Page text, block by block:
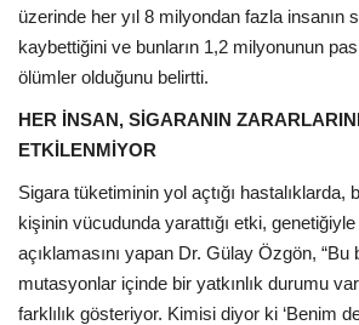
üzerinde her yıl 8 milyondan fazla insanın
kaybettiğini ve bunların 1,2 milyonunun
ölümler olduğunu belirtti.
HER İNSAN, SİGARANIN
ETKİLENMİYOR
Sigara tüketiminin yol açtığı hastalıklarda,
kişinin vücudunda yarattığı etki,
açıklamasını yapan Dr. Gülay Özgön, “Bu
mutasyonlar içinde bir yatkınlık durumu
farklılık gösteriyor. Kimisi diyor ki ‘Benim